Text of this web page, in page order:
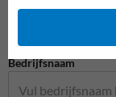
Bedrijfsnaam